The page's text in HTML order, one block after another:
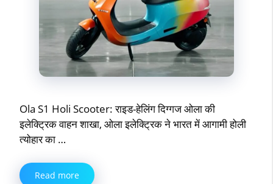
Ola S1 Holi Scooter: राइड-हेलिंग दिग्गज ओला की
इलेक्ट्रिक वाहन शाखा, ओला इलेक्ट्रिक ने भारत में आगामी होली
त्योहार का …
Read more